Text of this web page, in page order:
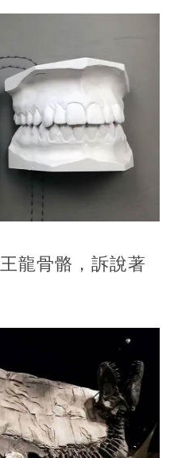
龍骨骼，訴說著